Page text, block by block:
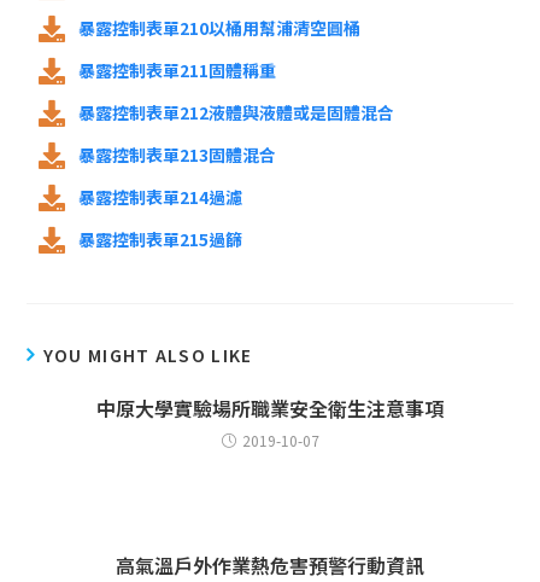
暴露控制表單210以桶用幫浦清空圓桶
暴露控制表單211固體稱重
暴露控制表單212液體與液體或是固體混合
暴露控制表單213固體混合
暴露控制表單214過濾
暴露控制表單215過篩
YOU MIGHT ALSO LIKE
中原大學實驗場所職業安全衛生注意事項
2019-10-07
高氣溫戶外作業熱危害預警行動資訊